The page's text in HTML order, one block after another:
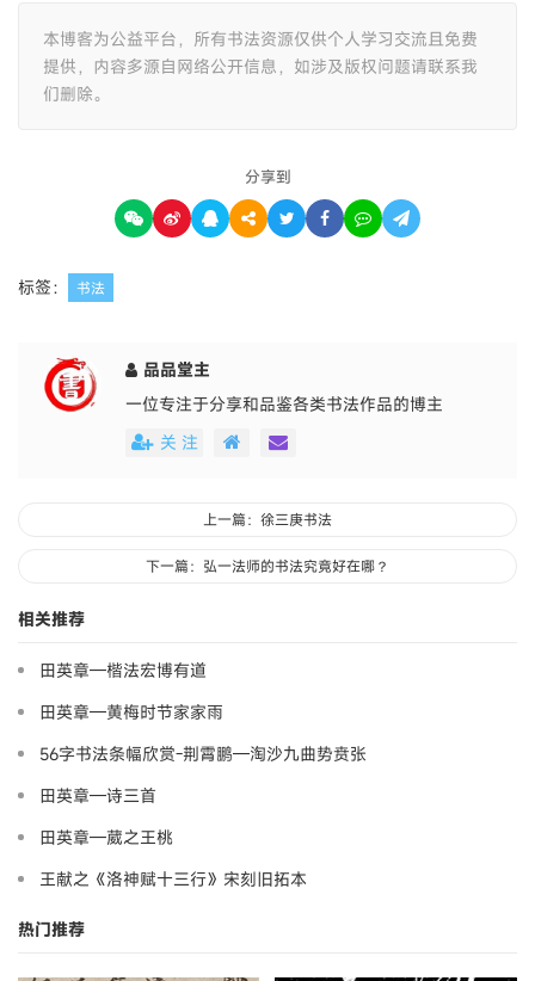
本博客为公益平台，所有书法资源仅供个人学习交流且免费
提供，内容多源自网络公开信息，如涉及版权问题请联系我
们删除。
分享到
标签： 书法
品品堂主
一位专注于分享和品鉴各类书法作品的博主
关 注
上一篇：徐三庚书法
下一篇：弘一法师的书法究竟好在哪？
相关推荐
田英章—楷法宏博有道
田英章—黄梅时节家家雨
56字书法条幅欣赏-荆霄鹏—淘沙九曲势贲张
田英章—诗三首
田英章—葳之王桃
王献之《洛神赋十三行》宋刻旧拓本
热门推荐